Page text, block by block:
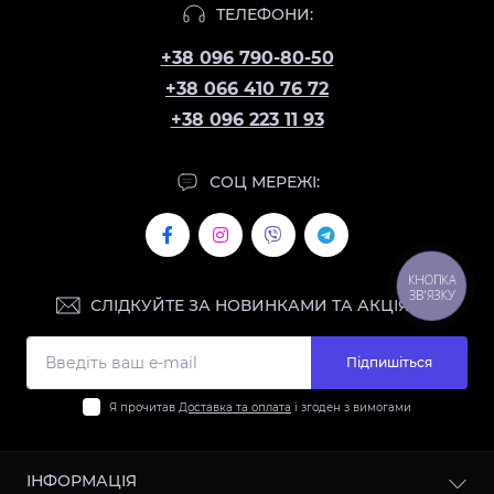
ТЕЛЕФОНИ:
+38 096 790-80-50
+38 066 410 76 72
+38 096 223 11 93
СОЦ МЕРЕЖІ:
СЛІДКУЙТЕ ЗА НОВИНКАМИ ТА АКЦІЯМИ:
Підпишіться
Я прочитав Доставка та оплата і згоден з вимогами
ІНФОРМАЦІЯ
КНОПКА
ЗВ'ЯЗКУ